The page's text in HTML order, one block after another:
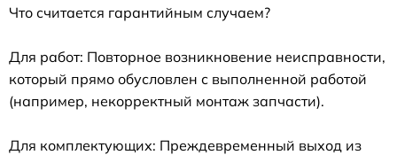
Что считается гарантийным случаем?
Для работ: Повторное возникновение неисправности,
который прямо обусловлен с выполненной работой
(например, некорректный монтаж запчасти).
Для комплектующих: Преждевременный выход из